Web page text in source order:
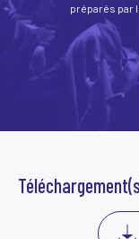
préparés par